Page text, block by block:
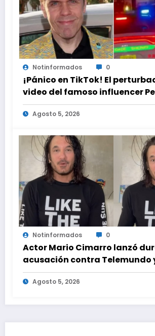
Notinformados 0
¡Pánico en TikTok! El
video del famoso influencer
Hilton que obligó a sus fans a
ayuda médica
Agosto 5, 2026
Notinformados 0
Actor Mario Cimarro lanzó
acusación contra Telemundo
advirtió que lo que hacen en
es ilegal en EEUU
Agosto 5, 2026